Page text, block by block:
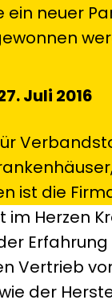
ein neuer
Juli 2016
ist die
Herzen
Vertrieb
der